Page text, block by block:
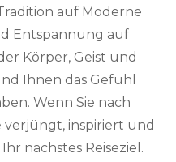
auf Moderne
Entspannung auf
Körper, Geist und
Ihnen das Gefühl
Wenn Sie nach
verjüngt, inspiriert und
nächstes Reiseziel.